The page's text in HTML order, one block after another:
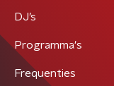
DJ’s
Programma's
Frequenties